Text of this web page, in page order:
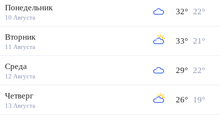
Понедельник
10 Августа
32° 22°
Вторник
11 Августа
33° 21°
Среда
12 Августа
29° 22°
Четверг
13 Августа
26° 19°